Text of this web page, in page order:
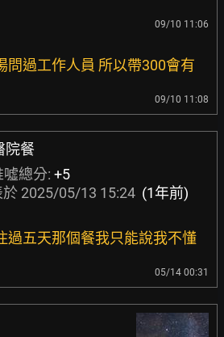
09/10 11:06
問過工作人員 所以帶300會有
09/10 11:08
院餐
噓總分: +5
於 2025/05/13 15:24 (1年前)
過五天那個餐我只能說我不懂
05/14 00:31